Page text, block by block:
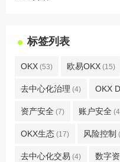
标签列表
OKX (53) 欧易OKX (15)
去中心化治理 (4) OKX
资产安全 (7) 账户安全
OKX生态 (17) 风险控制
去中心化交易 (4) 数字